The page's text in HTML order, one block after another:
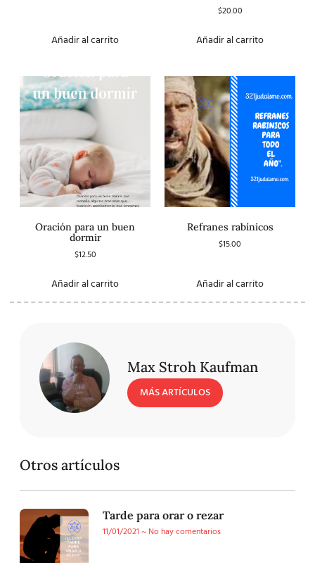
Añadir al carrito
Valorado
$20.00
Añadir al carrito
Oración para un buen
dormir
$12.50
Añadir al carrito
Refranes rabínicos
$15.00
Añadir al carrito
Max Stroh Kaufman
MÁS ARTÍCULOS
Otros artículos
Tarde para orar o rezar
11/01/2021
No hay comentarios